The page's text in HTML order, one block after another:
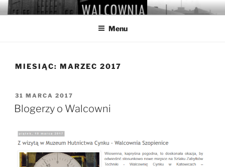
Przejdź
do
WALCOWNIA
Muzeum Hutnictwa Cynku
Menu
MIESIĄC: MARZEC 2017
OPUBLIKOWANE
W
31 MARCA 2017
Blogerzy o Walcowni